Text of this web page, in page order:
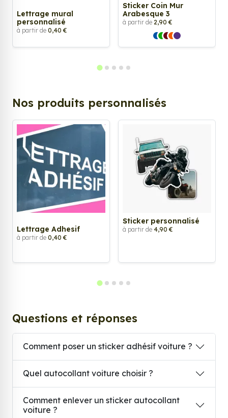
Lettrage mural
personnalisé
à partir de 0,40 €
Sticker Coin Mur
Arabesque 3
à partir de 2,90 €
Nos produits personnalisés
Lettrage Adhesif
à partir de 0,40 €
Sticker personnalisé
à partir de 4,90 €
Questions et réponses
Comment poser un sticker adhésif voiture ?
Quel autocollant voiture choisir ?
Comment enlever un sticker autocollant
voiture ?